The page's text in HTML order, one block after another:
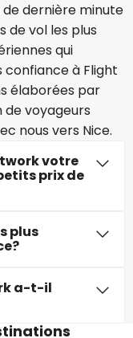
de dernière minute
de vol les plus
qui
confiance à Flight
élaborées par
voyageurs
nous vers Nice.
votre
prix de
plus
a-t-il